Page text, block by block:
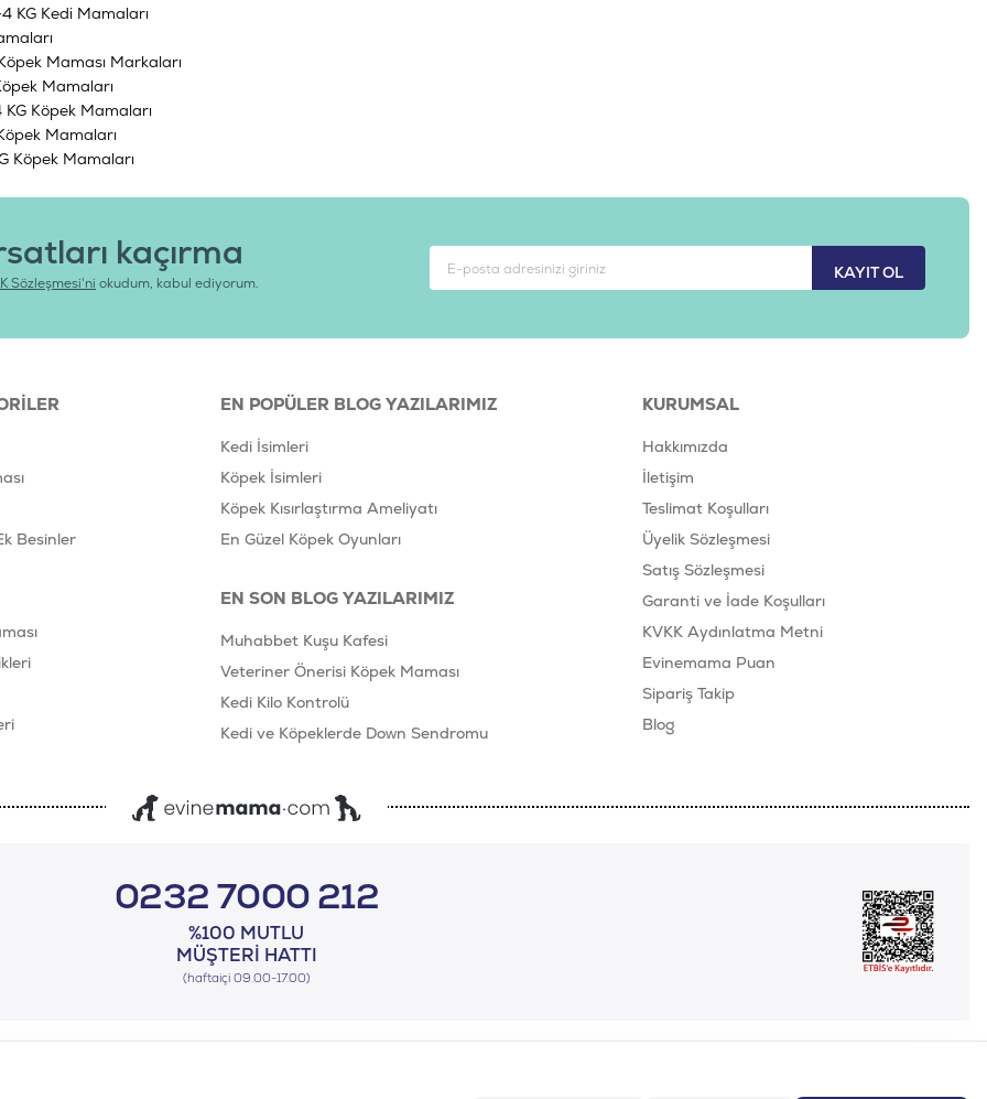
KG Kedi Mamaları
Maması Markaları
Mamaları
Köpek Mamaları
Mamaları
Köpek Mamaları
KAYIT OL
kaçırma
Sözleşmesi'ni okudum, kabul ediyorum.
Besinler
EN POPÜLER BLOG YAZILARIMIZ
Kedi İsimleri
Köpek İsimleri
Köpek Kısırlaştırma Ameliyatı
En Güzel Köpek Oyunları
EN SON BLOG YAZILARIMIZ
Muhabbet Kuşu Kafesi
Veteriner Önerisi Köpek Maması
Kedi Kilo Kontrolü
Kedi ve Köpeklerde Down Sendromu
KURUMSAL
Hakkımızda
İletişim
Teslimat Koşulları
Üyelik Sözleşmesi
Satış Sözleşmesi
Garanti ve İade Koşulları
KVKK Aydınlatma Metni
Evinemama Puan
Sipariş Takip
Blog
0232 7000 212
%100 MUTLU
MÜŞTERI HATTI
(haftaiçi 09.00-17.00)